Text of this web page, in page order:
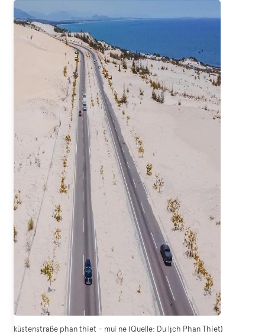
küstenstraße phan thiet – mui ne (Quelle: Du lịch Phan Thiet)